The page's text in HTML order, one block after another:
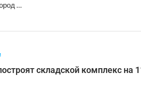
…
складской комплекс на